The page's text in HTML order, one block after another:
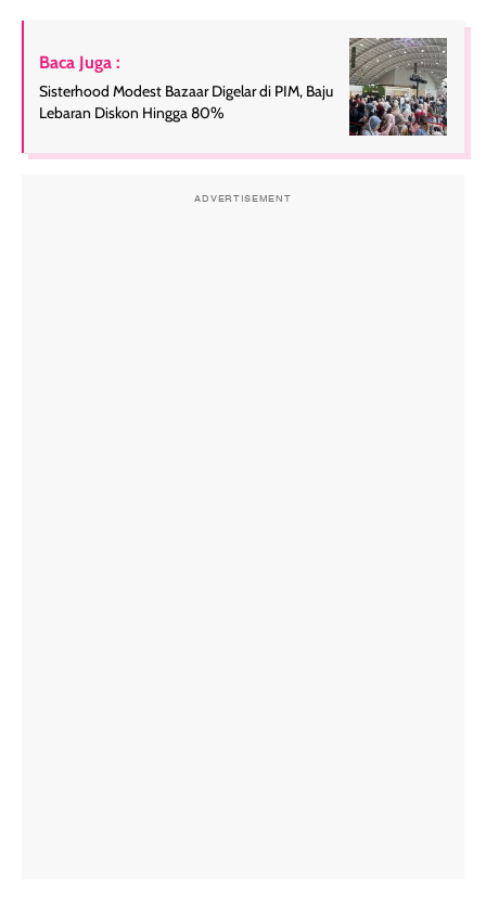
Baca Juga :
Sisterhood Modest Bazaar Digelar di PIM, Baju
Lebaran Diskon Hingga 80%
ADVERTISEMENT